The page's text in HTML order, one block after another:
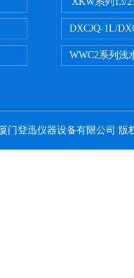
DXCJQ-1L/
WWC2系列浅
门登迅仪器设备有限公司 版